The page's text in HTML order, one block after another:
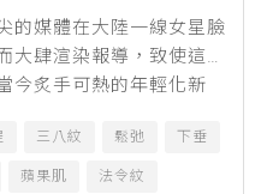
的媒體在大陸一線女星臉
大肆渲染報導，致使這項
今炙手可熱的年輕化新
三八紋 鬆弛 下垂
蘋果肌 法令紋